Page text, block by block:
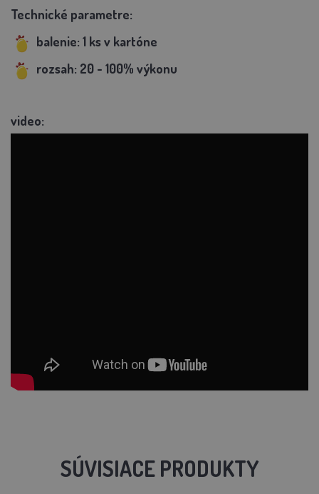
Technické parametre:
balenie: 1 ks v kartóne
rozsah: 20 - 100% výkonu
video:
SÚVISIACE PRODUKTY